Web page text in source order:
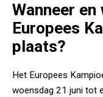
Wanneer
Europees
plaats?
Het Europees
woensdag 21 juni tot